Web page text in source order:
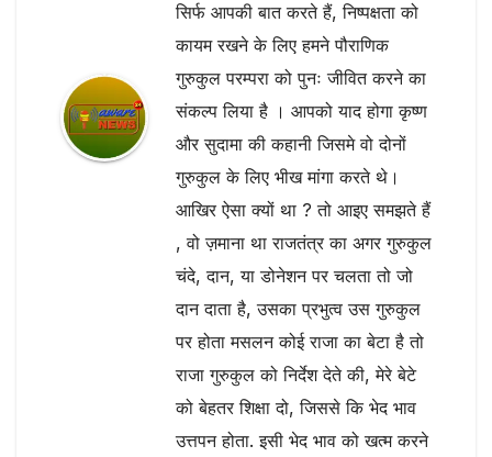
सिर्फ आपकी बात करते हैं, निष्पक्षता को
कायम रखने के लिए हमने पौराणिक
गुरुकुल परम्परा को पुनः जीवित करने का
संकल्प लिया है । आपको याद होगा कृष्ण
और सुदामा की कहानी जिसमे वो दोनों
गुरुकुल के लिए भीख मांगा करते थे।
आखिर ऐसा क्यों था ? तो आइए समझते हैं
, वो ज़माना था राजतंत्र का अगर गुरुकुल
चंदे, दान, या डोनेशन पर चलता तो जो
दान दाता है, उसका प्रभुत्व उस गुरुकुल
पर होता मसलन कोई राजा का बेटा है तो
राजा गुरुकुल को निर्देश देते की, मेरे बेटे
को बेहतर शिक्षा दो, जिससे कि भेद भाव
उत्तपन होता. इसी भेद भाव को खत्म करने